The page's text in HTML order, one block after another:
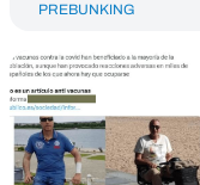
PREBUNKING